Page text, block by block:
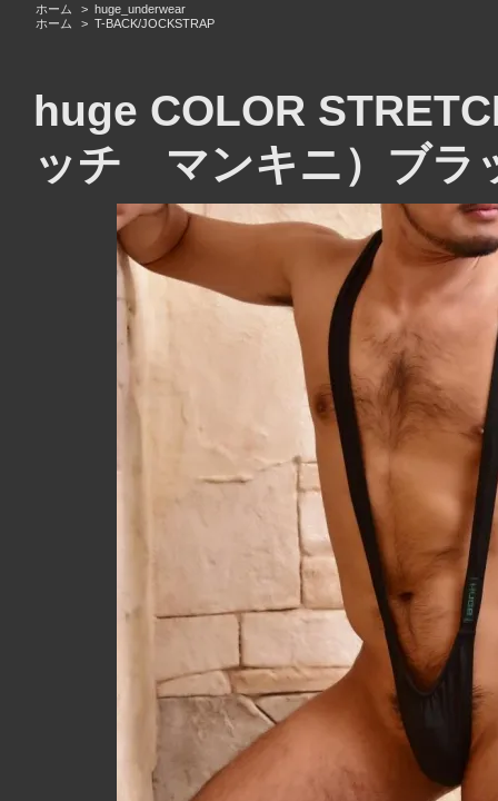
ホーム > huge_underwear
ホーム
> T-BACK/JOCKSTRAP
huge COLOR
ッチ マンキニ）ブラ